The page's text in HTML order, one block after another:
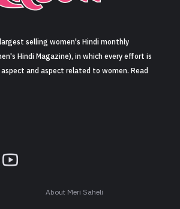
selling women's Hindi monthly
Hindi Magazine), in which every effort is
and aspect related to women. Read
About Meri Saheli